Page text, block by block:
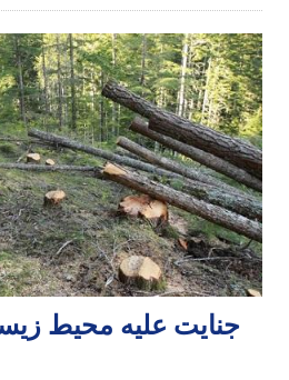
جنایت علیه محیط